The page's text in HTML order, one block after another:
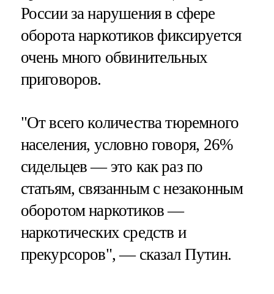
России за нарушения в сфере
оборота наркотиков фиксируется
очень много обвинительных
приговоров.
"От всего количества тюремного
населения, условно говоря, 26%
сидельцев — это как раз по
статьям, связанным с незаконным
оборотом наркотиков —
наркотических средств и
прекурсоров", — сказал Путин.